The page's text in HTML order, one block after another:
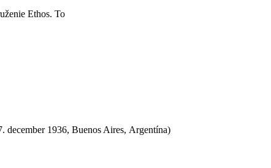
Ethos. To
december 1936, Buenos Aires, Argentína)